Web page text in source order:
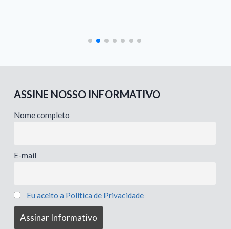
ASSINE NOSSO INFORMATIVO
Nome completo
E-mail
Eu aceito a Política de Privacidade